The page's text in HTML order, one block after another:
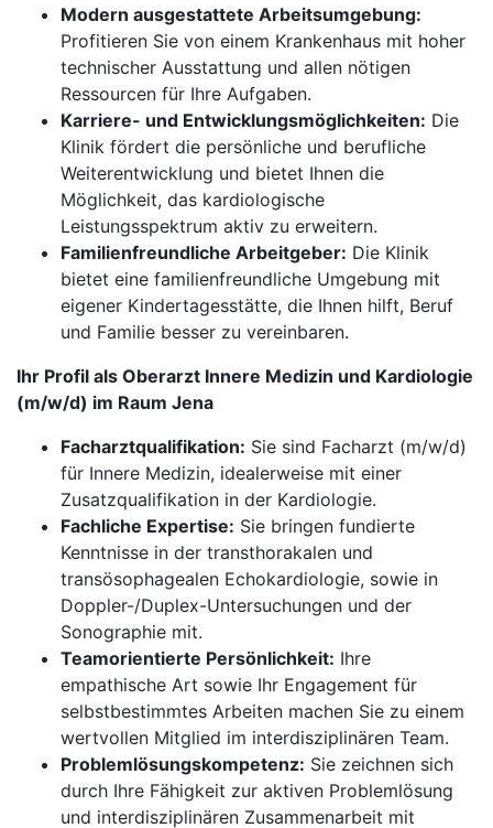
Modern ausgestattete Arbeitsumgebung:
Profitieren Sie von einem Krankenhaus mit hoher
technischer Ausstattung und allen nötigen
Ressourcen für Ihre Aufgaben.
Karriere- und Entwicklungsmöglichkeiten: Die
Klinik fördert die persönliche und berufliche
Weiterentwicklung und bietet Ihnen die
Möglichkeit, das kardiologische
Leistungsspektrum aktiv zu erweitern.
Familienfreundliche Arbeitgeber: Die Klinik
bietet eine familienfreundliche Umgebung mit
eigener Kindertagesstätte, die Ihnen hilft, Beruf
und Familie besser zu vereinbaren.
Ihr Profil als Oberarzt Innere Medizin und Kardiologie
(m/w/d) im Raum Jena
Facharztqualifikation: Sie sind Facharzt (m/w/d)
für Innere Medizin, idealerweise mit einer
Zusatzqualifikation in der Kardiologie.
Fachliche Expertise: Sie bringen fundierte
Kenntnisse in der transthorakalen und
transösophagealen Echokardiologie, sowie in
Doppler-/Duplex-Untersuchungen und der
Sonographie mit.
Teamorientierte Persönlichkeit: Ihre
empathische Art sowie Ihr Engagement für
selbstbestimmtes Arbeiten machen Sie zu einem
wertvollen Mitglied im interdisziplinären Team.
Problemlösungskompetenz: Sie zeichnen sich
durch Ihre Fähigkeit zur aktiven Problemlösung
und interdisziplinären Zusammenarbeit mit